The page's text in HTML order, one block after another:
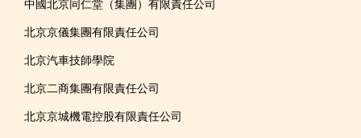
中國北京同仁堂（集團）有限責任公司
北京京儀集團有限責任公司
北京汽車技師學院
北京二商集團有限責任公司
北京京城機電控股有限責任公司